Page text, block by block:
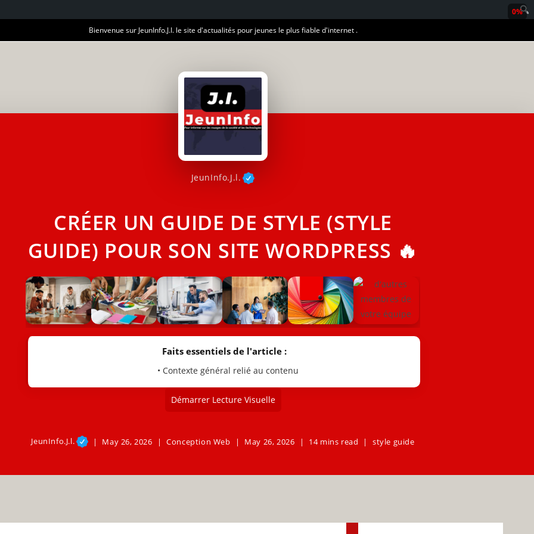
Bienvenue sur JeunInfo.J.I. le site d'actualités pour jeunes le plus fiable d'internet .
JeunInfo.J.l.
CRÉER UN GUIDE DE STYLE (STYLE
GUIDE) POUR SON SITE WORDPRESS 🔥
Faits essentiels de l'article :
• Contexte général relié au contenu
Démarrer Lecture Visuelle
JeunInfo.J.l. May 26, 2026 Conception Web May 26, 2026 14 mins read style guide
0%